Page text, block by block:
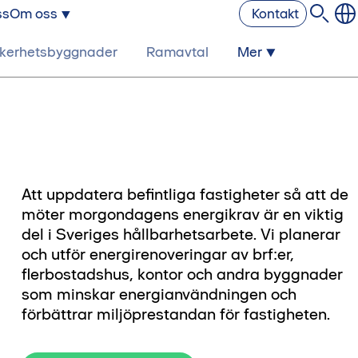
Om oss Kontakt
Ramavtal Mer
Att uppdatera befintliga fastigheter så att de
möter morgondagens energikrav är en viktig
del i Sveriges hållbarhetsarbete. Vi planerar
och utför energirenoveringar av brf:er,
flerbostadshus, kontor och andra byggnader
som minskar energianvändningen och
förbättrar miljöprestandan för fastigheten.